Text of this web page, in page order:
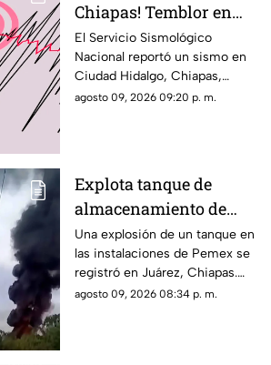
Chiapas! Temblor en
Ciudad Hidalgo HOY:
epicentro y magnitud
El Servicio Sismológico
Nacional reportó un sismo en
Ciudad Hidalgo, Chiapas,
siendo el segundo movimiento
agosto 09, 2026 09:20 p. m.
Explota tanque de
almacenamiento de
hidrocarburo de Pemex
en Chiapas
Una explosión de un tanque en
las instalaciones de Pemex se
registró en Juárez, Chiapas.
Entérate de los detalles y el
agosto 09, 2026 08:34 p. m.